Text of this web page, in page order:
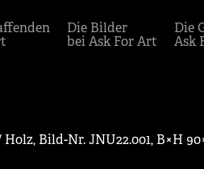
Die Bilder
bei Ask For Art
Die
Ask
Bild-Nr. JNU22.001, B×H